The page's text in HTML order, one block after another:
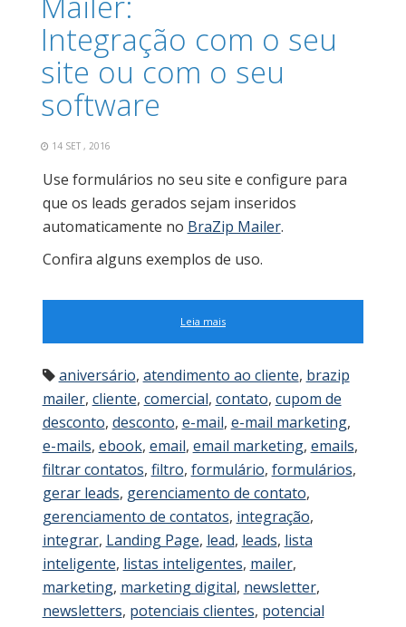
Integração com o seu
site ou com o seu
software
14 SET , 2016
Use formulários no seu site e configure para
que os leads gerados sejam inseridos
automaticamente no BraZip Mailer.
Confira alguns exemplos de uso.
Leia mais
aniversário, atendimento ao cliente, brazip
mailer, cliente, comercial, contato, cupom de
desconto, desconto, e-mail, e-mail marketing,
e-mails, ebook, email, email marketing, emails,
filtrar contatos, filtro, formulário, formulários,
gerar leads, gerenciamento de contato,
gerenciamento de contatos, integração,
integrar, Landing Page, lead, leads, lista
inteligente, listas inteligentes, mailer,
marketing, marketing digital, newsletter,
newsletters, potenciais clientes, potencial